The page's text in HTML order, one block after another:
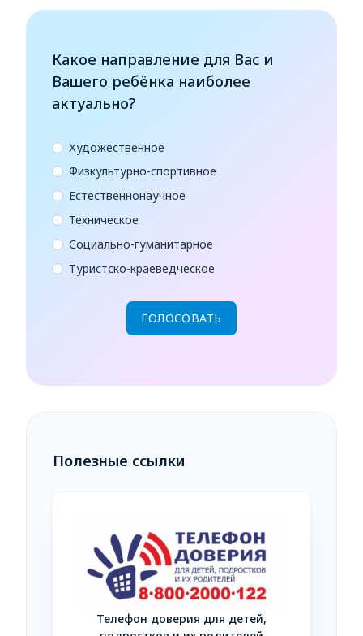
Какое направление для Вас и
Вашего ребёнка наиболее
актуально?
Художественное
Физкультурно-спортивное
Естественнонаучное
Техническое
Социально-гуманитарное
Туристско-краеведческое
Полезные ссылки
Телефон доверия для детей,